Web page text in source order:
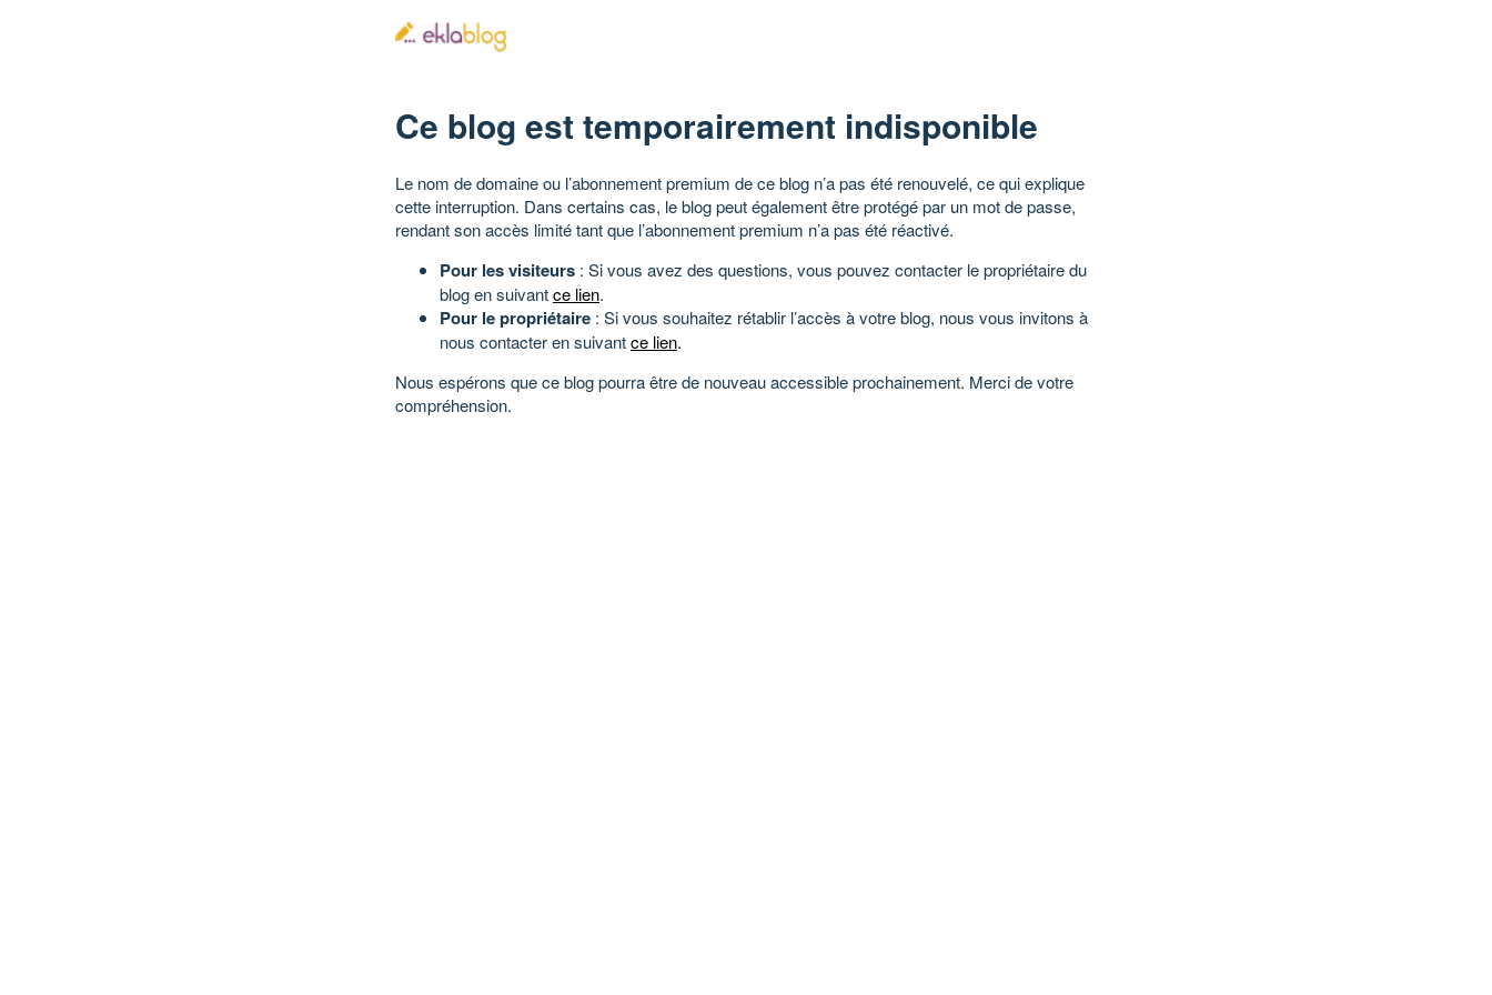
Ce blog est temporairement indisponible
Le nom de domaine ou l’abonnement premium de ce blog n’a pas été renouvelé, ce qui explique
cette interruption. Dans certains cas, le blog peut également être protégé par un mot de passe,
rendant son accès limité tant que l’abonnement premium n’a pas été réactivé.
Pour les visiteurs : Si vous avez des questions, vous pouvez contacter le propriétaire du
blog en suivantce lien.
Pour le propriétaire : Si vous souhaitez rétablir l’accès à votre blog, nous vous invitons à
nous contacter en suivantce lien.
Nous espérons que ce blog pourra être de nouveau accessible prochainement. Merci de votre
compréhension.